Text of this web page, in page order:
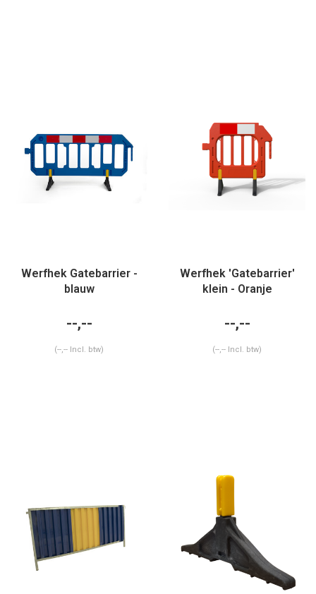
Werfhek Gatebarrier -
blauw
--,--
(--,-- Incl. btw)
Werfhek 'Gatebarrier'
klein - Oranje
--,--
(--,-- Incl. btw)